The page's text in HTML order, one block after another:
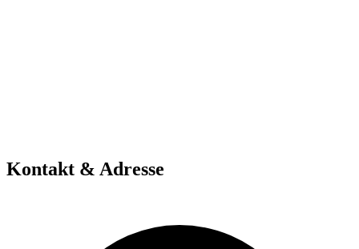
Kontakt & Adresse